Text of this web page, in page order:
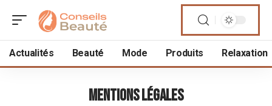
Actualités Beauté Mode Produits Relaxation
Mentions Légales